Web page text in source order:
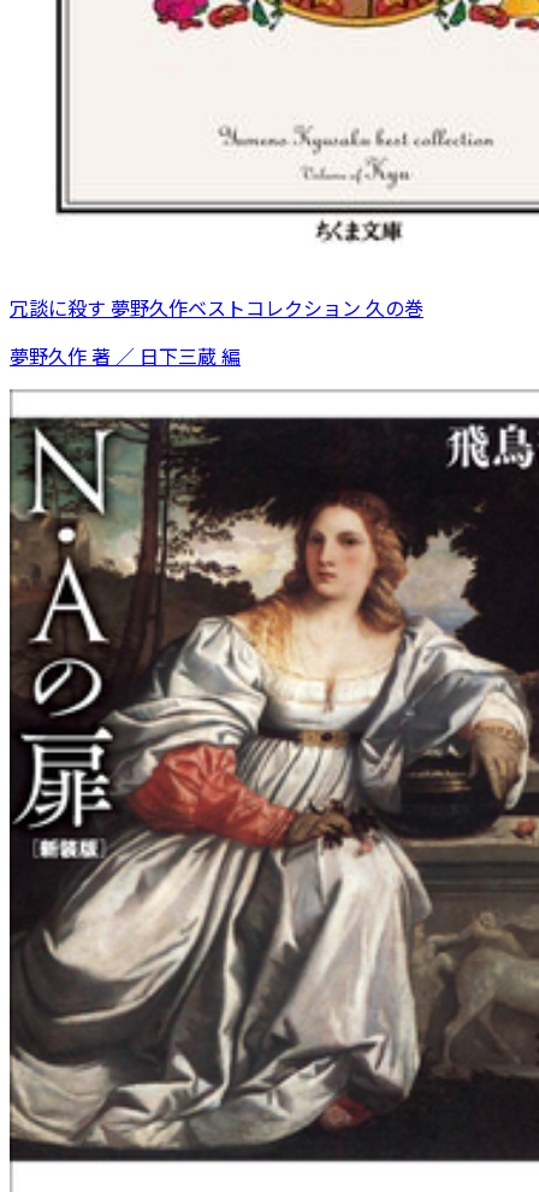
冗談に殺す 夢野久作ベストコレクション 久の巻
夢野久作 著 ／ 日下三蔵 編